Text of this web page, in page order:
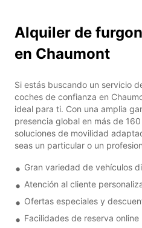
Alquiler de
en Chaumont
Si estás buscando un servicio
coches de confianza en
ideal para ti. Con una amplia
presencia global en más de
soluciones de movilidad
seas un particular o un
Gran variedad de vehículos
Atención al cliente
Ofertas especiales y
Facilidades de reserva online